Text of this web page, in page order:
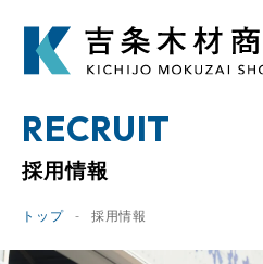
RECRUIT
採用情報
トップ 採用情報